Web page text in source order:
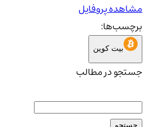
مشاهده پروفایل
برچسب‌ها:
بیت کوین
جستجو در مطالب
جستجو